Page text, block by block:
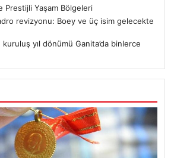
Prestijli Yaşam Bölgeleri
revizyonu: Boey ve üç isim gelecekte
yıl dönümü Ganita’da binlerce